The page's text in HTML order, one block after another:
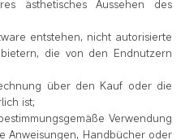
ästhetisches Aussehen des
entstehen, nicht autorisierte
die von den Endnutzern
über den Kauf oder die
ist;
Verwendung
Anweisungen, Handbücher oder